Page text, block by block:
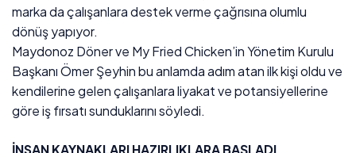
marka da çalışanlara destek verme çağrısına olumlu
dönüş yapıyor.
Maydonoz Döner ve My Fried Chicken’in Yönetim Kurulu
Başkanı Ömer Şeyhin bu anlamda adım atan ilk kişi oldu ve
kendilerine gelen çalışanlara liyakat ve potansiyellerine
göre iş fırsatı sunduklarını söyledi.
İNSAN KAYNAKLARI HAZIRLIKLARA BAŞLADI